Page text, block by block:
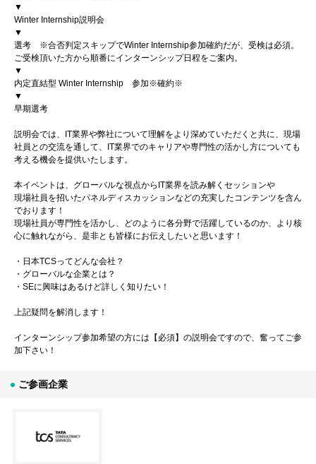
▼
Winter Internship説明会
▼
選考 ※合否判定スキップでWinter Internship参加確約だが、受検は必須。
ご受検頂いた方から順番にインターンシップ日程をご案内。
▼
内定直結型 Winter Internship 参加※確約※
▼
早期選考
説明会では、IT業界や弊社について理解をより深めていただくと共に、現場
社員との交流を通して、IT業界でのキャリアや専門性の活かし方についても
考える機会を提供いたします。
本イベントは、グローバルな視点からIT業界を読み解くセッションや
現場社員を招いたパネルディスカッションなどの充実したコンテンツを含ん
でおります！
現場社員が専門性を活かし、どのように各分野で活躍しているのか、より核
心に触れながら、是非とも皆様にお伝えしたいと思います！
・日本TCSってどんな会社？
・グローバルな企業とは？
・SEに興味はあるけど詳しく知りたい！
上記疑問を解消します！
インターンシップ参加希望の方には【必須】の説明会ですので、奮ってご参
加下さい！
ご参画企業